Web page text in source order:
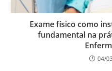
Exame físico como
fundamental na
04/